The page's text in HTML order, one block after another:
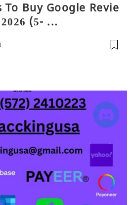
To Buy Google Revie
(5- ...